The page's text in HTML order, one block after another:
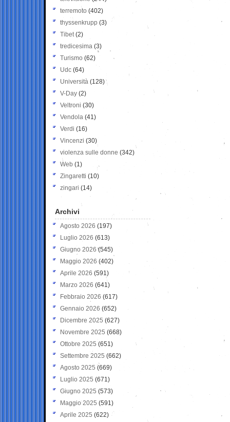
terremoto (402)
thyssenkrupp (3)
Tibet(2)
tredicesima (3)
Turismo (62)
Udc (64)
Università (128)
V-Day (2)
Veltroni (30)
Vendola (41)
Verdi (16)
Vincenzi (30)
violenza sulle donne (342)
Web (1)
Zingaretti (10)
zingari (14)
Archivi
Agosto 2026 (197)
Luglio 2026 (613)
Giugno 2026 (545)
Maggio 2026 (402)
Aprile 2026 (591)
Marzo 2026 (641)
Febbraio 2026 (617)
Gennaio 2026 (652)
Dicembre 2025 (627)
Novembre 2025 (668)
Ottobre 2025 (651)
Settembre 2025 (662)
Agosto 2025 (669)
Luglio 2025 (671)
Giugno 2025 (573)
Maggio 2025 (591)
Aprile 2025 (622)